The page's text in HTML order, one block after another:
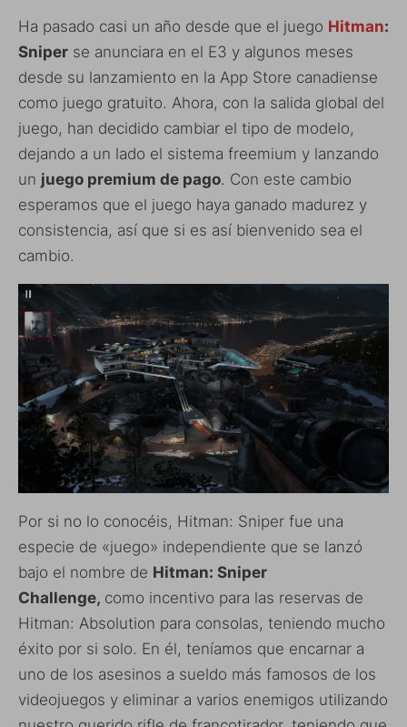
Ha pasado casi un año desde que el juego Hitman:
Sniper se anunciara en el E3 y algunos meses
desde su lanzamiento en la App Store canadiense
como juego gratuito. Ahora, con la salida global del
juego, han decidido cambiar el tipo de modelo,
dejando a un lado el sistema freemium y lanzando
un juego premium de pago. Con este cambio
esperamos que el juego haya ganado madurez y
consistencia, así que si es así bienvenido sea el
cambio.
Por si no lo conocéis, Hitman: Sniper fue una
especie de «juego» independiente que se lanzó
bajo el nombre de Hitman: Sniper
Challenge, como incentivo para las reservas de
Hitman: Absolution para consolas, teniendo mucho
éxito por si solo. En él, teníamos que encarnar a
uno de los asesinos a sueldo más famosos de los
videojuegos y eliminar a varios enemigos utilizando